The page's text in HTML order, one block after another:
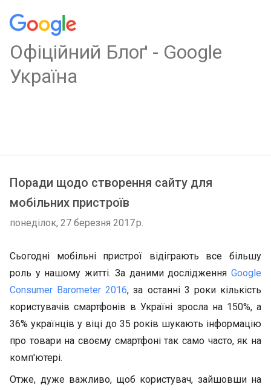
Oфіційний Блоґ - Google
Україна
Поради щодо створення сайту для
мобільних пристроїв
понеділок, 27 березня 2017 р.
Сьогодні мобільні пристрої відіграють все більшу
роль у нашому житті. За даними дослідження Google
Consumer Barometer 2016, за останні 3 роки кількість
користувачів смартфонів в Україні зросла на 150%, а
36% українців у віці до 35 років шукають інформацію
про товари на своєму смартфоні так само часто, як на
комп'ютері.
Отже, дуже важливо, щоб користувач, зайшовши на